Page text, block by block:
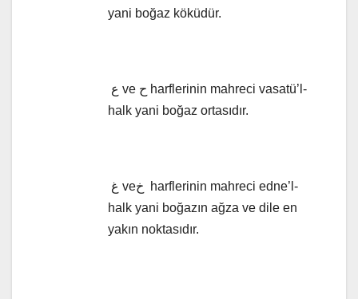
yani boğaz köküdür.
halk yani boğaz ortasıdır.
halk yani boğazın ağza ve dile en
yakın noktasıdır.